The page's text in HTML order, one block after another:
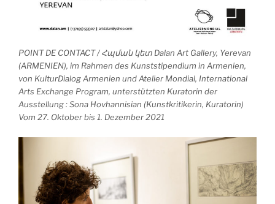
POINT DE CONTACT / Հպման կետ Dalan Art Gallery, Yerevan
(ARMENIEN), im Rahmen des Kunststipendium in Armenien,
von KulturDialog Armenien und Atelier Mondial, International
Arts Exchange Program, unterstützten Kuratorin der
Ausstellung : Sona Hovhannisian (Kunstkritikerin, Kuratorin)
Vom 27. Oktober bis 1. Dezember 2021